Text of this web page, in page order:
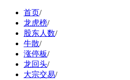
首页/
龙虎榜/
股东人数/
牛散/
涨停板/
龙回头/
大宗交易/